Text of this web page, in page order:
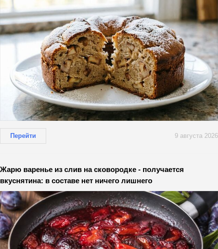
Перейти 9 августа 2026
Жарю варенье из слив на сковородке - получается
вкуснятина: в составе нет ничего лишнего